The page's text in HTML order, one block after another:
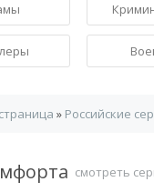
» Российские
смотреть